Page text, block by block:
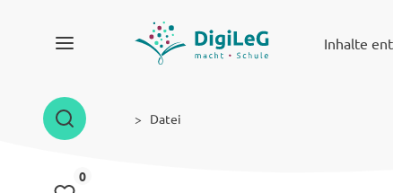
Inhalte
0Inhalte gemerkt
Datei